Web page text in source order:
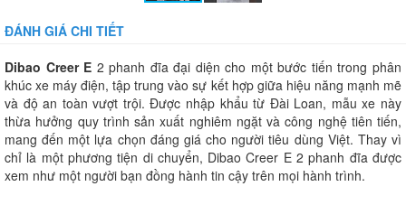
ĐÁNH GIÁ CHI TIẾT
Dibao Creer E 2 phanh đĩa đại diện cho một bước tiến trong phân
khúc xe máy điện, tập trung vào sự kết hợp giữa hiệu năng mạnh mẽ
và độ an toàn vượt trội. Được nhập khẩu từ Đài Loan, mẫu xe này
thừa hưởng quy trình sản xuất nghiêm ngặt và công nghệ tiên tiến,
mang đến một lựa chọn đáng giá cho người tiêu dùng Việt. Thay vì
chỉ là một phương tiện di chuyển, Dibao Creer E 2 phanh đĩa được
xem như một người bạn đồng hành tin cậy trên mọi hành trình.